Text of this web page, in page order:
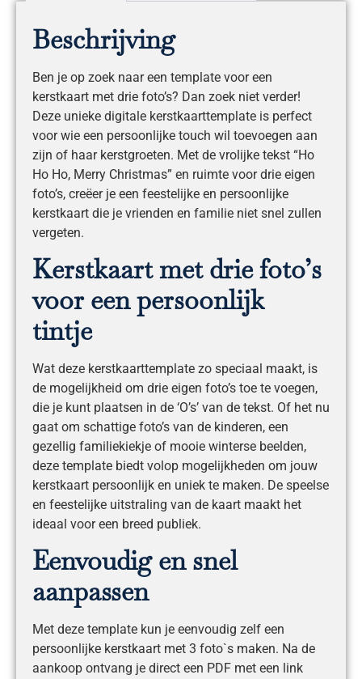
Beschrijving
Ben je op zoek naar een template voor een
kerstkaart met drie foto’s? Dan zoek niet verder!
Deze unieke digitale kerstkaarttemplate is perfect
voor wie een persoonlijke touch wil toevoegen aan
zijn of haar kerstgroeten. Met de vrolijke tekst “Ho
Ho Ho, Merry Christmas” en ruimte voor drie eigen
foto’s, creëer je een feestelijke en persoonlijke
kerstkaart die je vrienden en familie niet snel zullen
vergeten.
Kerstkaart met drie foto’s
voor een persoonlijk
tintje
Wat deze kerstkaarttemplate zo speciaal maakt, is
de mogelijkheid om drie eigen foto’s toe te voegen,
die je kunt plaatsen in de ‘O’s’ van de tekst. Of het nu
gaat om schattige foto’s van de kinderen, een
gezellig familiekiekje of mooie winterse beelden,
deze template biedt volop mogelijkheden om jouw
kerstkaart persoonlijk en uniek te maken. De speelse
en feestelijke uitstraling van de kaart maakt het
ideaal voor een breed publiek.
Eenvoudig en snel
aanpassen
Met deze template kun je eenvoudig zelf een
persoonlijke kerstkaart met 3 foto`s maken. Na de
aankoop ontvang je direct een PDF met een link